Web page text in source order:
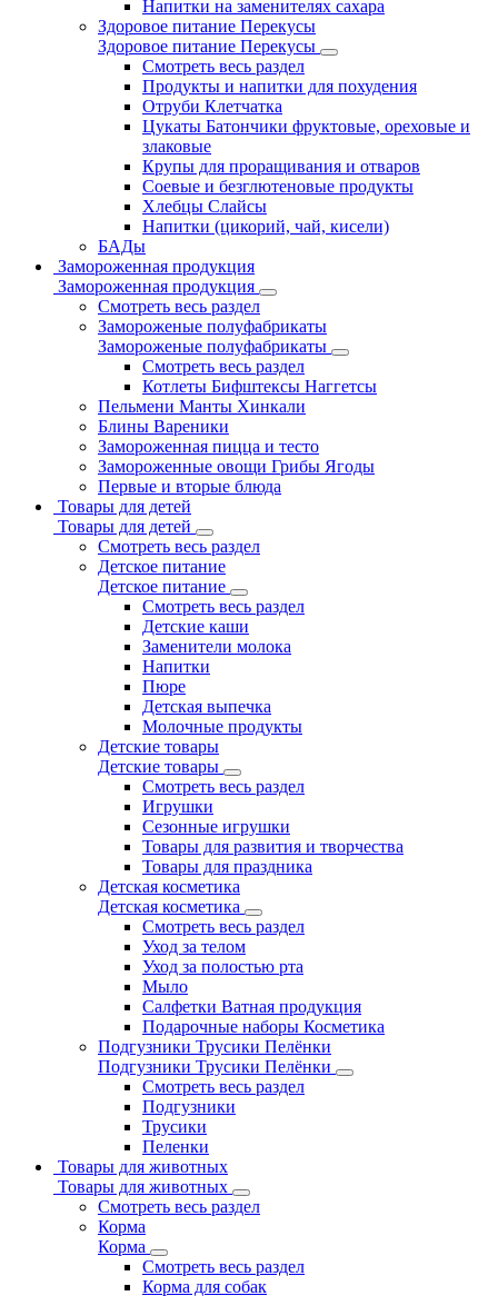
Напитки на заменителях сахара
Здоровое питание Перекусы
Здоровое питание Перекусы
Смотреть весь раздел
Продукты и напитки для похудения
Отруби Клетчатка
Цукаты Батончики фруктовые, ореховые и
злаковые
Крупы для проращивания и отваров
Соевые и безглютеновые продукты
Хлебцы Слайсы
Напитки (цикорий, чай, кисели)
БАДы
Замороженная продукция
Замороженная продукция
Смотреть весь раздел
Замороженые полуфабрикаты
Замороженые полуфабрикаты
Смотреть весь раздел
Котлеты Бифштексы Наггетсы
Пельмени Манты Хинкали
Блины Вареники
Замороженная пицца и тесто
Замороженные овощи Грибы Ягоды
Первые и вторые блюда
Товары для детей
Товары для детей
Смотреть весь раздел
Детское питание
Детское питание
Смотреть весь раздел
Детские каши
Заменители молока
Напитки
Пюре
Детская выпечка
Молочные продукты
Детские товары
Детские товары
Смотреть весь раздел
Игрушки
Сезонные игрушки
Товары для развития и творчества
Товары для праздника
Детская косметика
Детская косметика
Смотреть весь раздел
Уход за телом
Уход за полостью рта
Мыло
Салфетки Ватная продукция
Подарочные наборы Косметика
Подгузники Трусики Пелёнки
Подгузники Трусики Пелёнки
Смотреть весь раздел
Подгузники
Трусики
Пеленки
Товары для животных
Товары для животных
Смотреть весь раздел
Корма
Корма
Смотреть весь раздел
Корма для собак